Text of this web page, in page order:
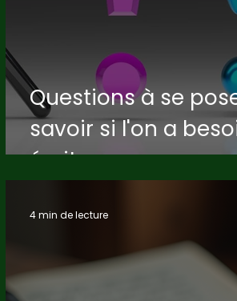
Questions à se
savoir si l'on a
écriture
4 min de lecture